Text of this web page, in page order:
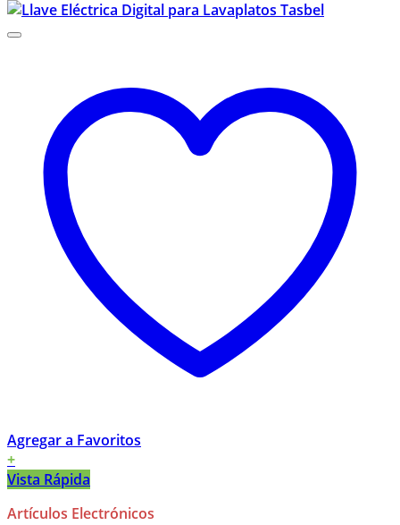
Agregar a Favoritos
+
Vista Rápida
Artículos Electrónicos